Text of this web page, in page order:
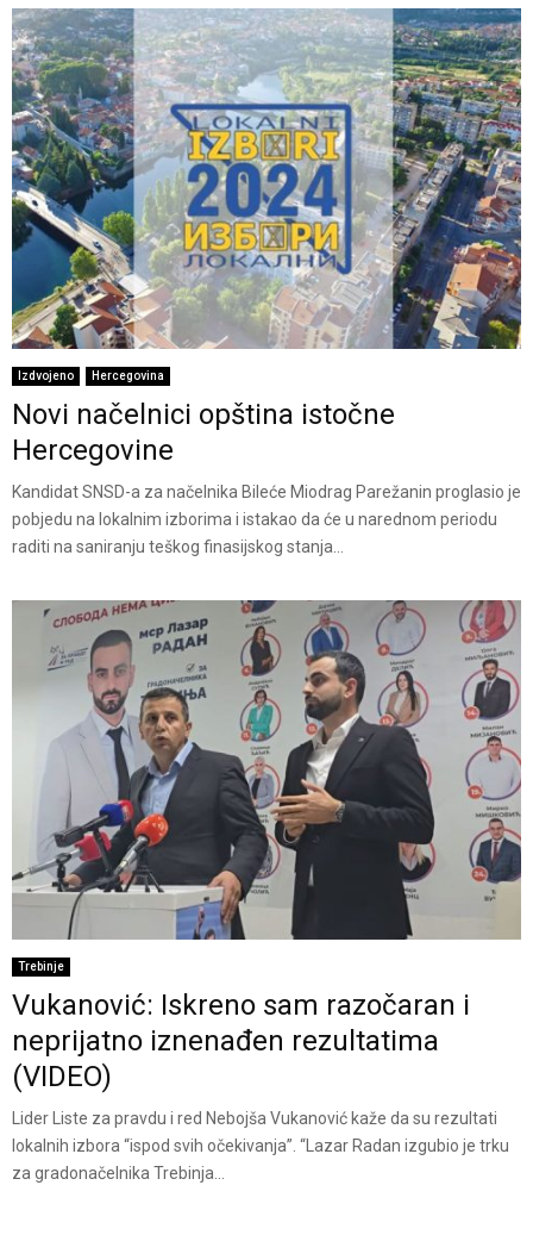
Izdvojeno Hercegovina
Novi načelnici opština istočne
Hercegovine
Kandidat SNSD-a za načelnika Bileće Miodrag Parežanin proglasio je
pobjedu na lokalnim izborima i istakao da će u narednom periodu
raditi na saniranju teškog finasijskog stanja...
Trebinje
Vukanović: Iskreno sam razočaran i
neprijatno iznenađen rezultatima
(VIDEO)
Lider Liste za pravdu i red Nebojša Vukanović kaže da su rezultati
lokalnih izbora “ispod svih očekivanja”. “Lazar Radan izgubio je trku
za gradonačelnika Trebinja...